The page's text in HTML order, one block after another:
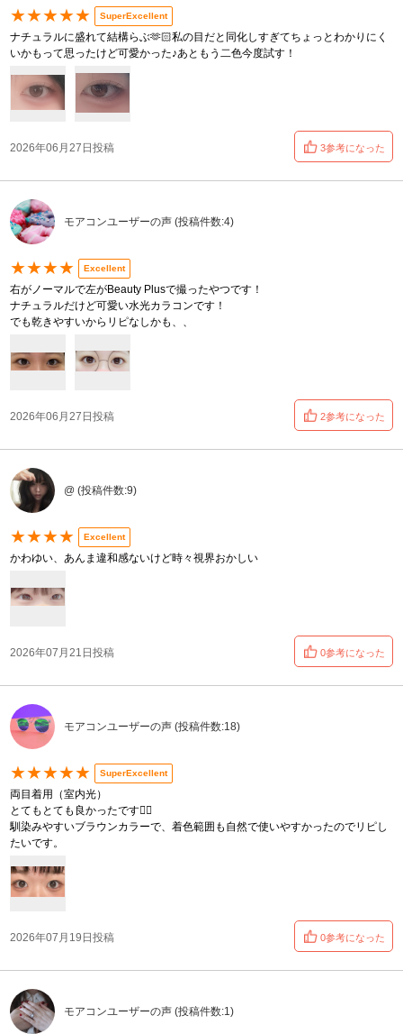
★★★★★ SuperExcellent
ナチュラルに盛れて結構らぶ🫶🏻私の目だと同化しすぎてちょっとわかりにく
いかもって思ったけど可愛かった♪あともう二色今度試す！
2026年06月27日投稿 3参考になった
モアコンユーザーの声 (投稿件数:4)
★★★★ Excellent
右がノーマルで左がBeauty Plusで撮ったやつです！
ナチュラルだけど可愛い水光カラコンです！
でも乾きやすいからリピなしかも、、
2026年06月27日投稿 2参考になった
@ (投稿件数:9)
★★★★ Excellent
かわゆい、あんま違和感ないけど時々視界おかしい
2026年07月21日投稿 0参考になった
モアコンユーザーの声 (投稿件数:18)
★★★★★ SuperExcellent
両目着用（室内光）
とてもとても良かったです︎︎👍🏻︎︎
馴染みやすいブラウンカラーで、着色範囲も自然で使いやすかったのでリピし
たいです。
2026年07月19日投稿 0参考になった
モアコンユーザーの声 (投稿件数:1)